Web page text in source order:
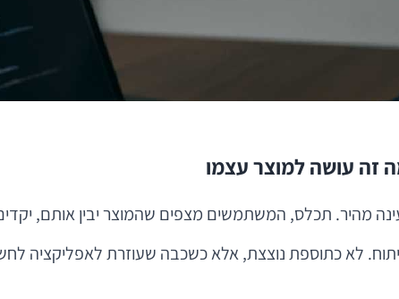
לא כתוספת נוצצת, אלא כשכבה שעוזרת לאפליקציה